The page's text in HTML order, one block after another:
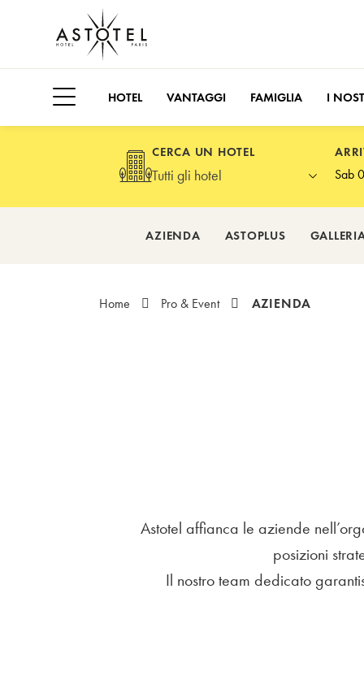
HOTEL VANTAGGI FAMIGLIA I
CERCA UN HOTEL
Tutti gli hotel
AZIENDA ASTOPLUS
Home Pro & Event AZIENDA
Astotel affianca le aziende
posizioni
Il nostro team dedicato